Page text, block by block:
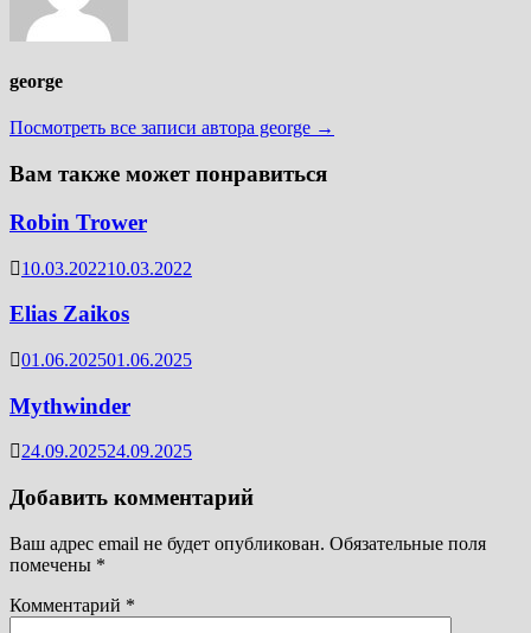
george
Посмотреть все записи автора george →
Вам также может понравиться
Robin Trower
10.03.202210.03.2022
Elias Zaikos
01.06.202501.06.2025
Mythwinder
24.09.202524.09.2025
Добавить комментарий
Ваш адрес email не будет опубликован. Обязательные поля
помечены *
Комментарий *